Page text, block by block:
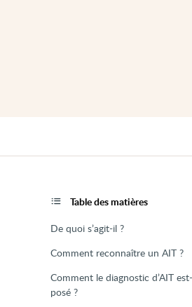
Table des matières
De quoi s’agit-il ?
Comment reconnaître un AIT ?
Comment le diagnostic d’AIT
posé ?